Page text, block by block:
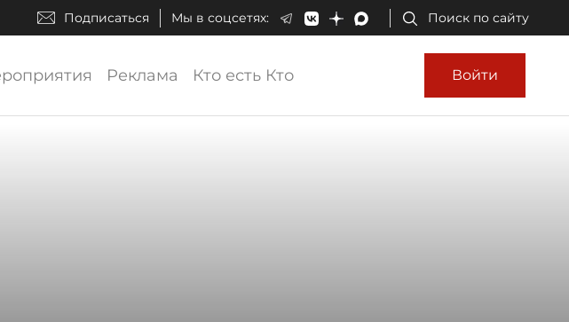
Подписаться Мы в соцсетях: Поиск по сайту
Реклама Кто есть Кто Войти